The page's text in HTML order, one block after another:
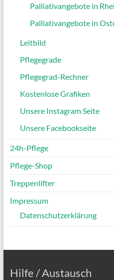
Palliativangebote in
Palliativangebote in
Leitbild
Pflegegrade
Pflegegrad-Rechner
Kostenlose Grafiken
Unsere Instagram Seite
Unsere Facebookseite
24h-Pflege
Pflege-Shop
Treppenlifter
Impressum
Datenschutzerklärung
Hilfe / Austausch